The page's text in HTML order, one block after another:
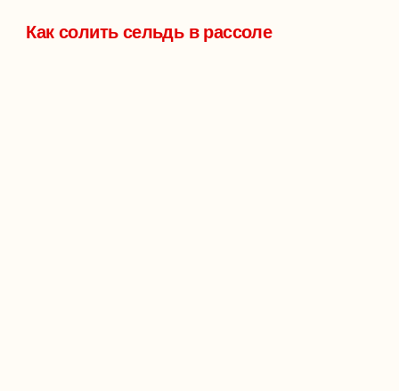
Как солить сельдь в рассоле